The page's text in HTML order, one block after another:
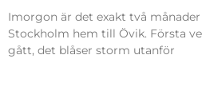
Imorgon är det exakt två
Stockholm hem till Övik. Första
gått, det blåser storm utanför